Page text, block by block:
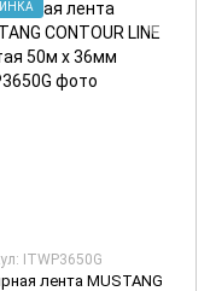
ITWP3650G
лента MUSTANG